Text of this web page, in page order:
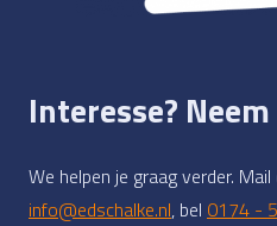
Interesse?
We helpen je graag verder.
info@edschalke.nl, bel 0174 -